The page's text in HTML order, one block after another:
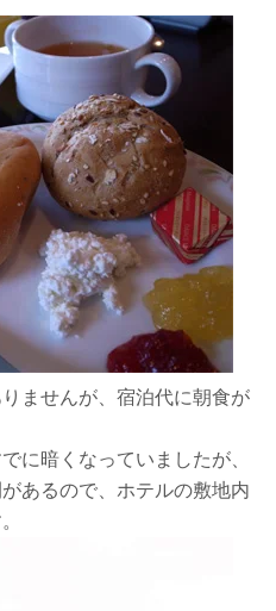
ませんが、宿泊代に朝食が
に暗くなっていましたが、
あるので、ホテルの敷地内